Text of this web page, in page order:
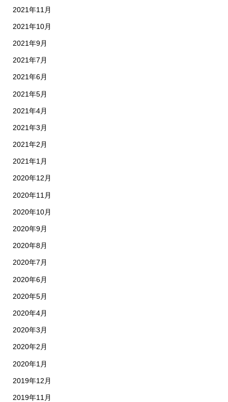
2021年11月
2021年10月
2021年9月
2021年7月
2021年6月
2021年5月
2021年4月
2021年3月
2021年2月
2021年1月
2020年12月
2020年11月
2020年10月
2020年9月
2020年8月
2020年7月
2020年6月
2020年5月
2020年4月
2020年3月
2020年2月
2020年1月
2019年12月
2019年11月